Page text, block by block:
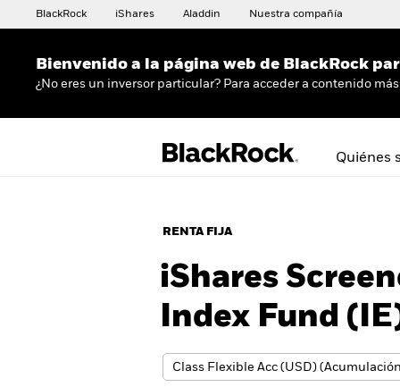
BlackRock iShares Aladdin Nuestra compañía
Bienvenido a la página web de BlackRock
¿No eres un inversor particular? Para acceder a contenido
Quiénes
RENTA FIJA
iShares
Index Fund